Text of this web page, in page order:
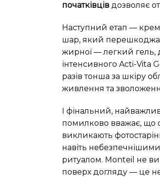
початківців дозволяє
Наступний етап —
шар, який
жирної — легкий гель,
інтенсивного Acti-Vita
разів тонша за шкіру
живлення та
І фінальний,
помилково вважає, що
викликають
навіть
ритуалом. Monteil не
поверх догляду — це